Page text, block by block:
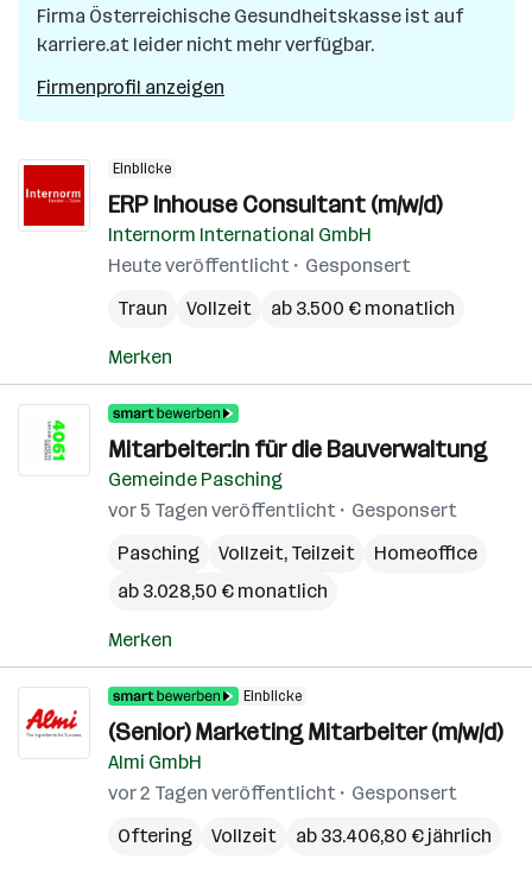
Firma Österreichische Gesundheitskasse ist auf
karriere.at leider nicht mehr verfügbar.
Firmenprofil anzeigen
Einblicke
ERP Inhouse Consultant (m/w/d)
Internorm International GmbH
Heute veröffentlicht
Gesponsert
Traun
Vollzeit ab 3.500 € monatlich
Merken
Mitarbeiter:in für die Bauverwaltung
Gemeinde Pasching
vor 5 Tagen veröffentlicht
Gesponsert
Pasching
Vollzeit, Teilzeit
Homeoffice
ab 3.028,50 € monatlich
Merken
Einblicke
(Senior) Marketing Mitarbeiter (m/w/d)
Almi GmbH
vor 2 Tagen veröffentlicht
Gesponsert
Oftering
Vollzeit ab 33.406,80 € jährlich